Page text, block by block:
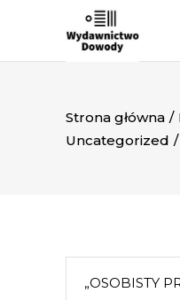
Strona główna /
Uncategorized /
„OSOBISTY